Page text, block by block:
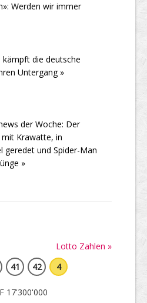
Werden wir immer
kämpft die deutsche
Untergang »
der Woche: Der
Krawatte, in
geredet und Spider-Man
»
Lotto Zahlen »
41 42 4
17'300'000